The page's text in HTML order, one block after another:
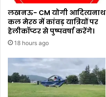
लखनऊ- CM योगी आदित्यनाथ
कल मेरठ में कांवड़ यात्रियों पर
हेलीकॉप्टर से पुष्पवर्षा करेंगे।
18 hours ago